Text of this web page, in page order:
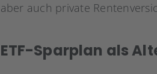
aber auch private
ETF-Sparplan als